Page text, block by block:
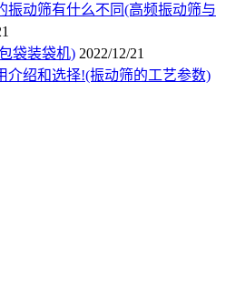
振动筛有什么不同(高频振动筛与
袋装袋机) 2022/12/21
介绍和选择!(振动筛的工艺参数)